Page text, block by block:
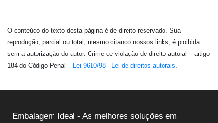
O conteúdo do texto desta página é de direito reservado. Sua
reprodução, parcial ou total, mesmo citando nossos links, é proibida
sem a autorização do autor. Crime de violação de direito autoral – artigo
184 do Código Penal – Lei 9610/98 - Lei de direitos autorais.
Embalagem Ideal - As melhores soluções em